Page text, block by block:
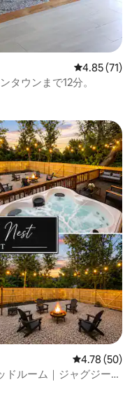
レビュー71
4.85 (71)
タウンまで12分。
レビュー50
4.78 (50)
ルーム｜ジャグジー・